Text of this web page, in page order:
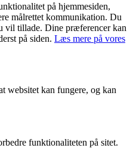
på hjemmesiden,
målrettet kommunikation. Du
vil tillade. Dine præferencer kan
på siden. Læs mere på vores
websitet kan fungere, og kan
funktionaliteten på sitet.